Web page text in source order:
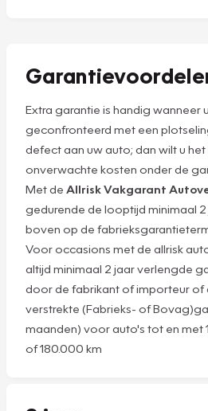
Extra garantie is handig wanneer
geconfronteerd met een
defect aan uw auto; dan wilt u
onverwachte kosten onder de
Met de Allrisk Vakgarant
gedurende de looptijd minimaal
boven op de
Voor occasions met de allrisk
altijd minimaal 2 jaar verlengde
door de fabrikant of importeur of
verstrekte (Fabrieks- of
maanden) voor auto's tot en met
of 180.000 km